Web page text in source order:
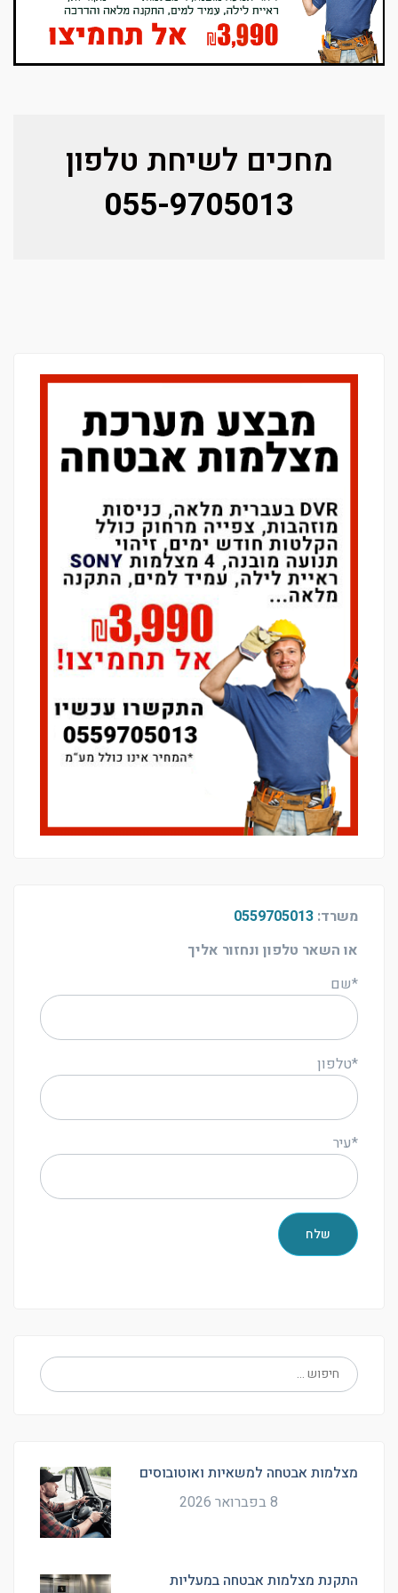
משרד: 0559705013
או השאר טלפון ונחזור אליך
*שם
*טלפון
*עיר
מצלמות אבטחה למשאיות ואוטובוסים
8 בפברואר 2026
התקנת מצלמות אבטחה במעליות
מחכים לשיחת טלפון
055-9705013